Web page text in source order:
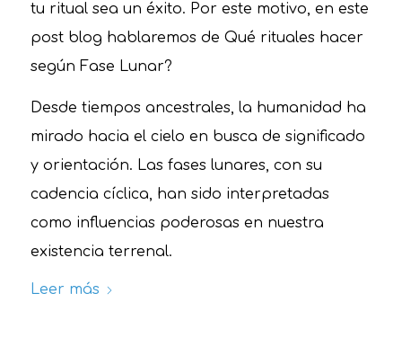
tu ritual sea un éxito. Por este motivo, en este
post blog hablaremos de Qué rituales hacer
según Fase Lunar?
Desde tiempos ancestrales, la humanidad ha
mirado hacia el cielo en busca de significado
y orientación. Las fases lunares, con su
cadencia cíclica, han sido interpretadas
como influencias poderosas en nuestra
existencia terrenal.
Leer más